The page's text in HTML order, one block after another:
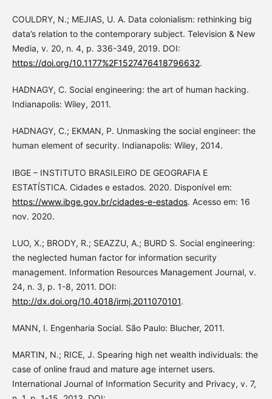
COULDRY, N.; MEJIAS, U. A. Data colonialism: rethinking big
data’s relation to the contemporary subject. Television & New
Media, v. 20, n. 4, p. 336-349, 2019. DOI:
https://doi.org/10.1177%2F1527476418796632.
HADNAGY, C. Social engineering: the art of human hacking.
Indianapolis: Wiley, 2011.
HADNAGY, C.; EKMAN, P. Unmasking the social engineer: the
human element of security. Indianapolis: Wiley, 2014.
IBGE – INSTITUTO BRASILEIRO DE GEOGRAFIA E
ESTATÍSTICA. Cidades e estados. 2020. Disponível em:
https://www.ibge.gov.br/cidades-e-estados. Acesso em: 16
nov. 2020.
LUO, X.; BRODY, R.; SEAZZU, A.; BURD S. Social engineering:
the neglected human factor for information security
management. Information Resources Management Journal, v.
24, n. 3, p. 1-8, 2011. DOI:
http://dx.doi.org/10.4018/irmj.2011070101.
MANN, I. Engenharia Social. São Paulo: Blucher, 2011.
MARTIN, N.; RICE, J. Spearing high net wealth individuals: the
case of online fraud and mature age internet users.
International Journal of Information Security and Privacy, v. 7,